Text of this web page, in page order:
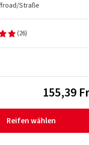
Straße
(26)
155,39
Reifen wählen